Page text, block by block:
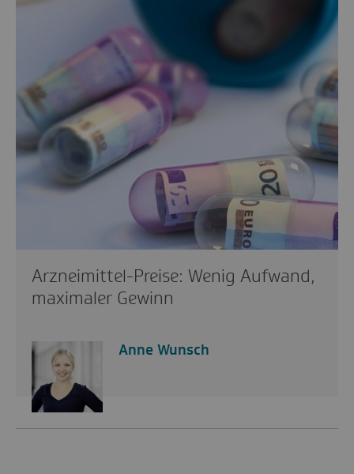
Arzneimittel-Preise: Wenig Aufwand,
maximaler Gewinn
Anne Wunsch